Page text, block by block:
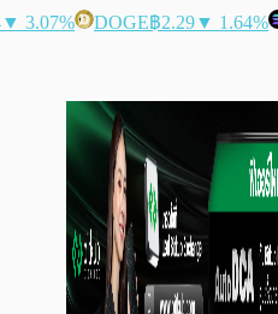
▼ 3.07% DOGE฿2.29▼ 1.64%